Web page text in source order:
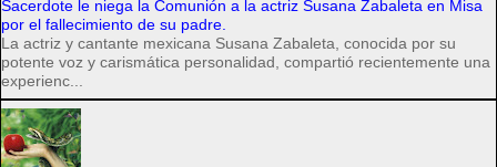
Sacerdote le niega la Comunión a la actriz Susana Zabaleta en Misa
por el fallecimiento de su padre.
La actriz y cantante mexicana Susana Zabaleta, conocida por su
potente voz y carismática personalidad, compartió recientemente una
experienc...